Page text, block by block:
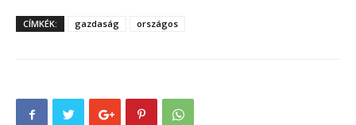
CÍMKÉK: gazdaság országos